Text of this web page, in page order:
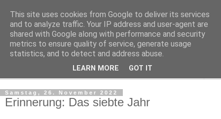
Kludge
Private Notizen aus Halle an der Saale
Samstag, 26. November 2022
Erinnerung: Das siebte Jahr
This site uses cookies from Google to deliver its services
and to analyze traffic. Your IP address and user-agent are
shared with Google along with performance and security
metrics to ensure quality of service, generate usage
statistics, and to detect and address abuse.
LEARN MORE GOT IT